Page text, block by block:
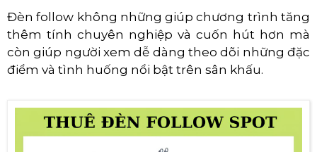
Đèn follow không những giúp chương trình tăng
thêm tính chuyên nghiệp và cuốn hút hơn mà
còn giúp người xem dễ dàng theo dõi những đặc
điểm và tình huống nổi bật trên sân khấu.